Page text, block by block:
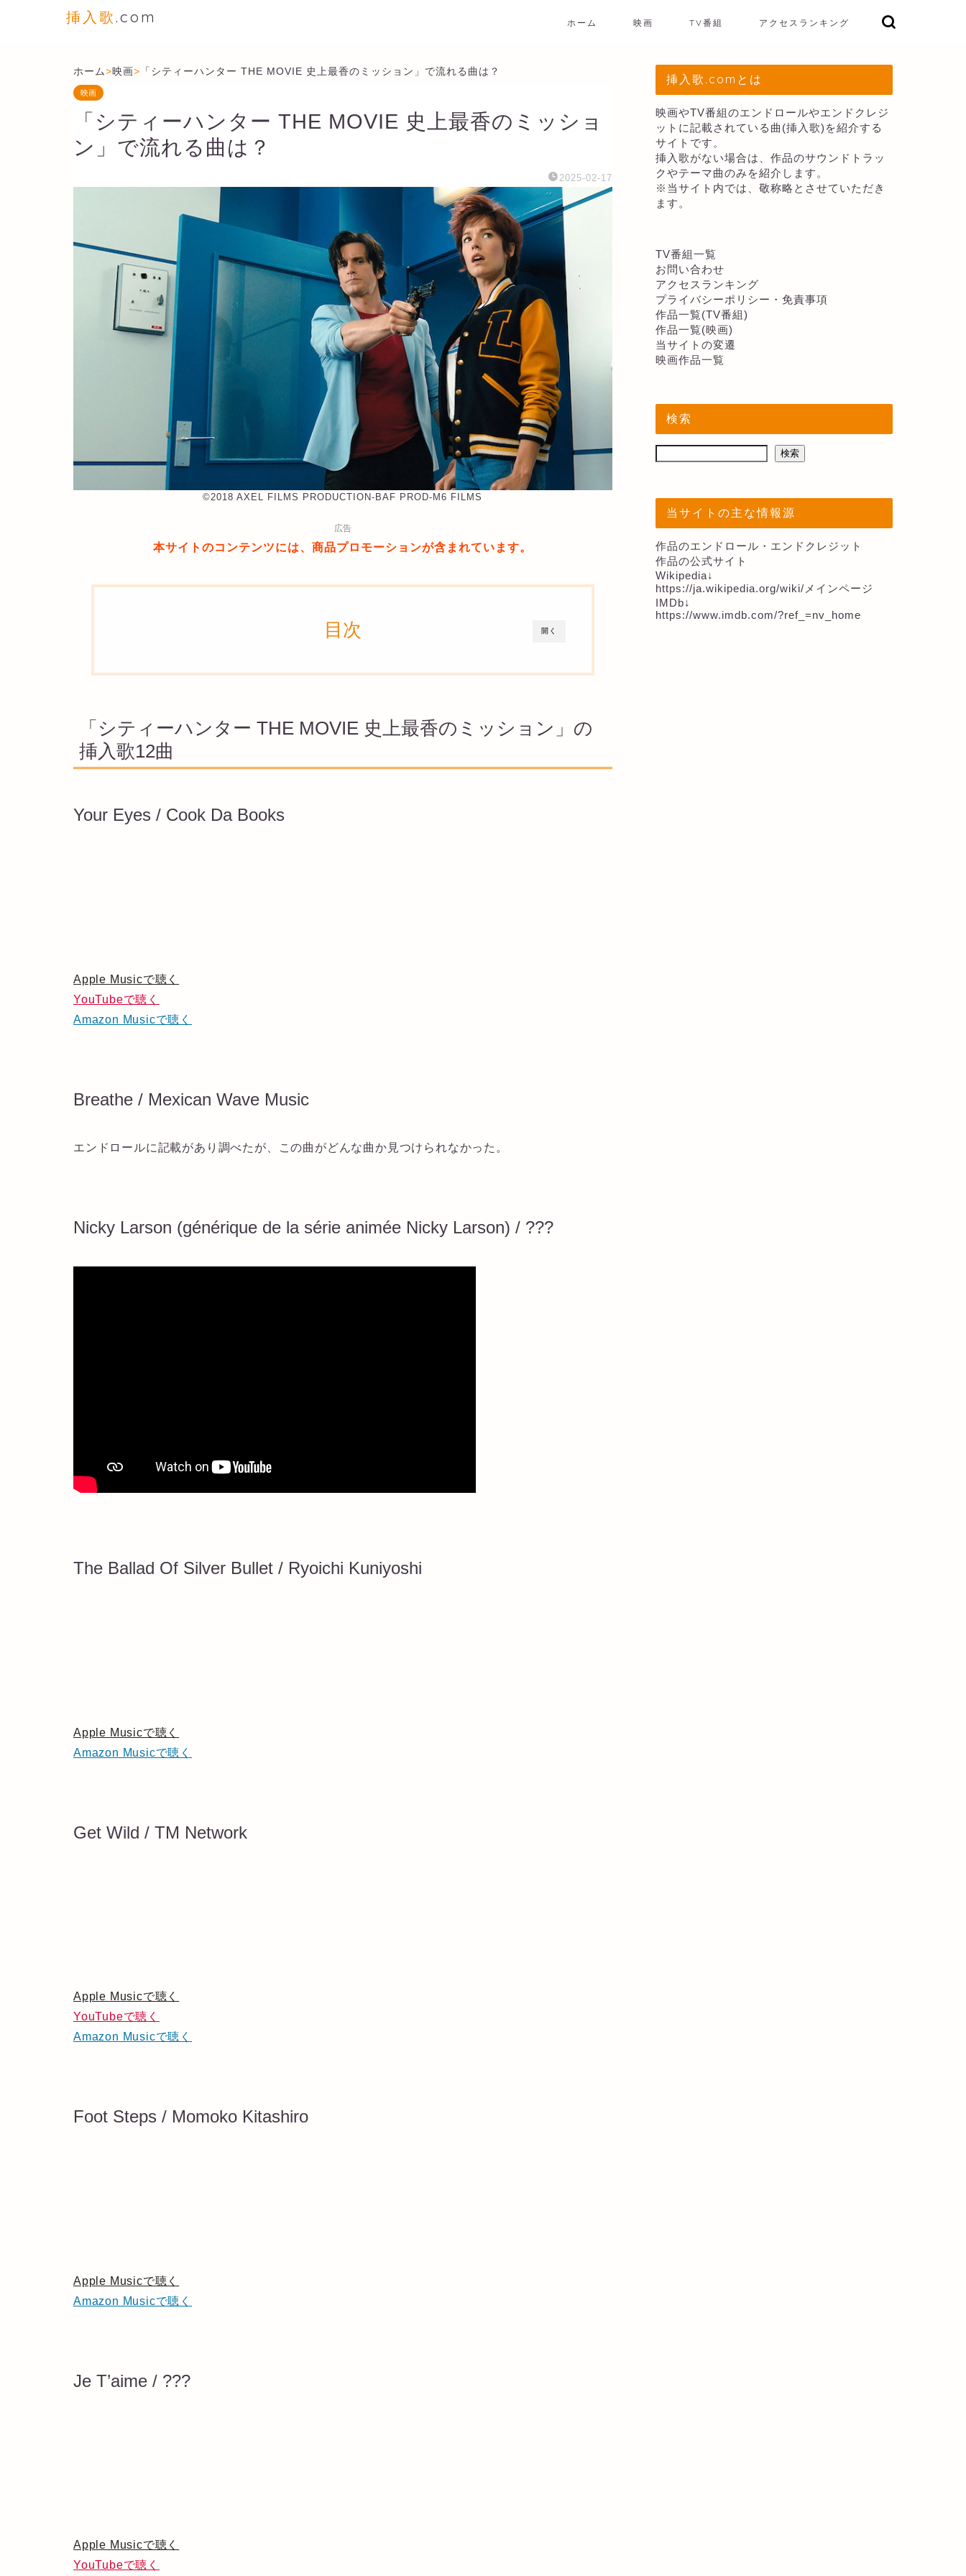
挿入歌.com ホーム 映画 TV番組 アクセスランキング
ホーム>映画> 「シティーハンター THE MOVIE 史上最香のミッション」で流れる曲は？
映画
「シティーハンター THE MOVIE 史上最香のミッショ
ン」で流れる曲は？
2025-02-17
©︎2018 AXEL FILMS PRODUCTION-BAF PROD-M6 FILMS
広告
本サイトのコンテンツには、商品プロモーションが含まれています。
開く
目次
「シティーハンター THE MOVIE 史上最香のミッション」の
挿入歌12曲
Your Eyes / Cook Da Books
Apple Musicで聴く
YouTubeで聴く
Amazon Musicで聴く
Breathe / Mexican Wave Music
エンドロールに記載があり調べたが、この曲がどんな曲か見つけられなかった。
Nicky Larson (générique de la série animée Nicky Larson) / ???
The Ballad Of Silver Bullet / Ryoichi Kuniyoshi
Apple Musicで聴く
Amazon Musicで聴く
Get Wild / TM Network
Apple Musicで聴く
YouTubeで聴く
Amazon Musicで聴く
Foot Steps / Momoko Kitashiro
Apple Musicで聴く
Amazon Musicで聴く
Je T’aime / ???
Apple Musicで聴く
YouTubeで聴く
挿入歌.comとは
映画やTV番組のエンドロールやエンドクレジ
ットに記載されている曲(挿入歌)を紹介する
サイトです。
挿入歌がない場合は、作品のサウンドトラッ
クやテーマ曲のみを紹介します。
※当サイト内では、敬称略とさせていただき
ます。
TV番組一覧
お問い合わせ
アクセスランキング
プライバシーポリシー・免責事項
作品一覧(TV番組)
作品一覧(映画)
当サイトの変遷
映画作品一覧
検索
検索
当サイトの主な情報源
作品のエンドロール・エンドクレジット
作品の公式サイト
Wikipedia↓
https://ja.wikipedia.org/wiki/メインページ
IMDb↓
https://www.imdb.com/?ref_=nv_home